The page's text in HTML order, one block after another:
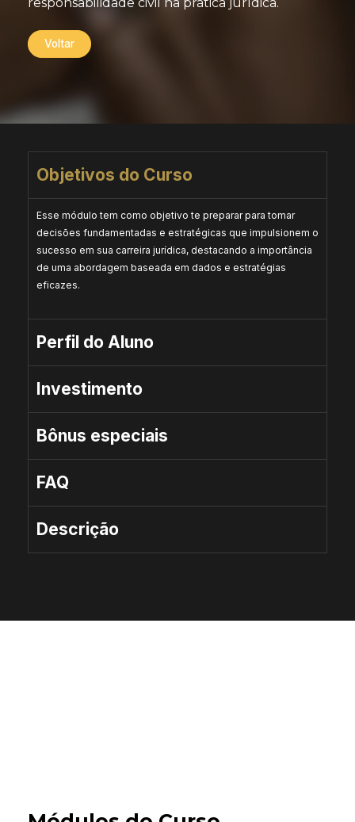
Voltar
Objetivos do Curso
Esse módulo tem como objetivo te preparar para tomar
decisões fundamentadas e estratégicas que impulsionem o
sucesso em sua carreira jurídica, destacando a importância
de uma abordagem baseada em dados e estratégias
eficazes.
Perfil do Aluno
Investimento
Bônus especiais
FAQ
Descrição